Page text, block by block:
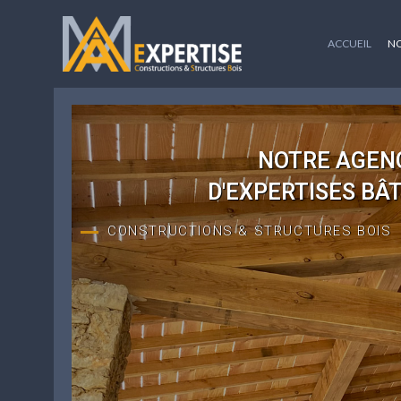
ACCUEIL
NOTRE
D'EXPERTISES
CONSTRUCTIONS & STRUCTURES BOIS